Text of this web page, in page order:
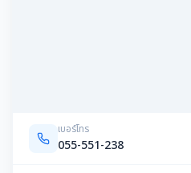
เบอร์โทร
055-551-238